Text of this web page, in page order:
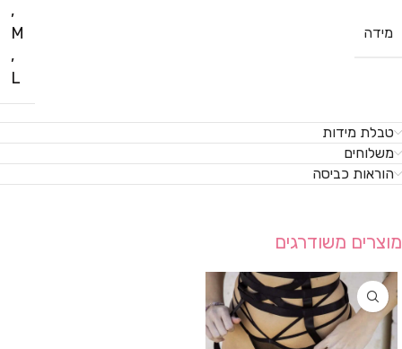
מידה
,
M
,
L
טבלת מידות
משלוחים
הוראות כביסה
מוצרים משודרגים